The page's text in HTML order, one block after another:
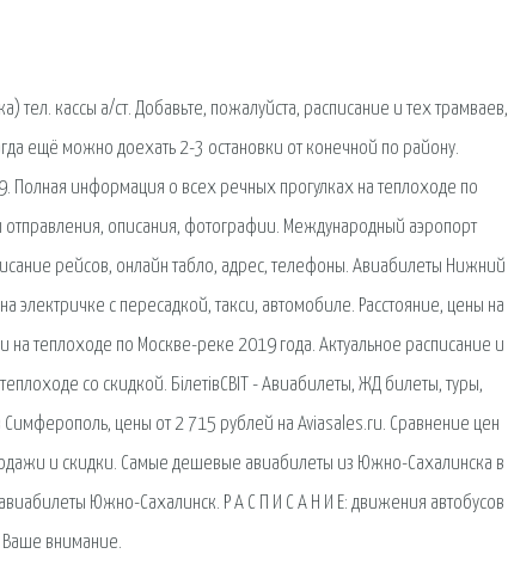
кассы а/ст. Добавьте, пожалуйста, расписание и тех трамваев,
ещё можно доехать 2-3 остановки от конечной по району.
Полная информация о всех речных прогулках на теплоходе по
описания, фотографии. Международный аэропорт
рейсов, онлайн табло, адрес, телефоны. Авиабилеты Нижний
электричке с пересадкой, такси, автомобиле. Расстояние, цены на
на теплоходе по Москве-реке 2019 года. Актуальное расписание и
со скидкой. БілетівСВІТ - Авиабилеты, ЖД билеты, туры,
цены от 2 715 рублей на Aviasales.ru. Сравнение цен
и скидки. Самые дешевые авиабилеты из Южно-Сахалинска в
Южно-Сахалинск. Р А С П И С А Н И Е: движения автобусов
внимание.